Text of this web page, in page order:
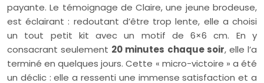
payante. Le témoignage de Claire, une jeune brodeuse,
est éclairant : redoutant d’être trop lente, elle a choisi
un tout petit kit avec un motif de 6×6 cm. En y
consacrant seulement 20 minutes chaque soir, elle l’a
terminé en quelques jours. Cette « micro-victoire » a été
un déclic : elle a ressenti une immense satisfaction et a